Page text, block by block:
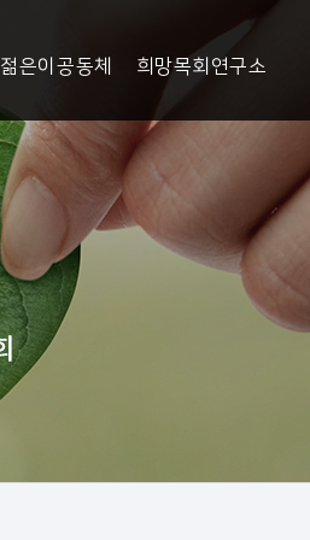
젊은이공동체 희망목회연구소